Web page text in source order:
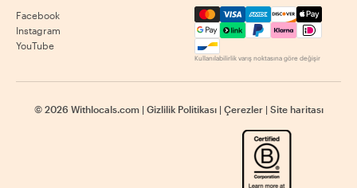
Facebook
Instagram
YouTube
Mastercard, Visa, Amex,
Kullanılabilirlik varış noktasına göre değişir
© 2026 Withlocals.com | Gizlilik Politikası | Çerezler | Site haritası